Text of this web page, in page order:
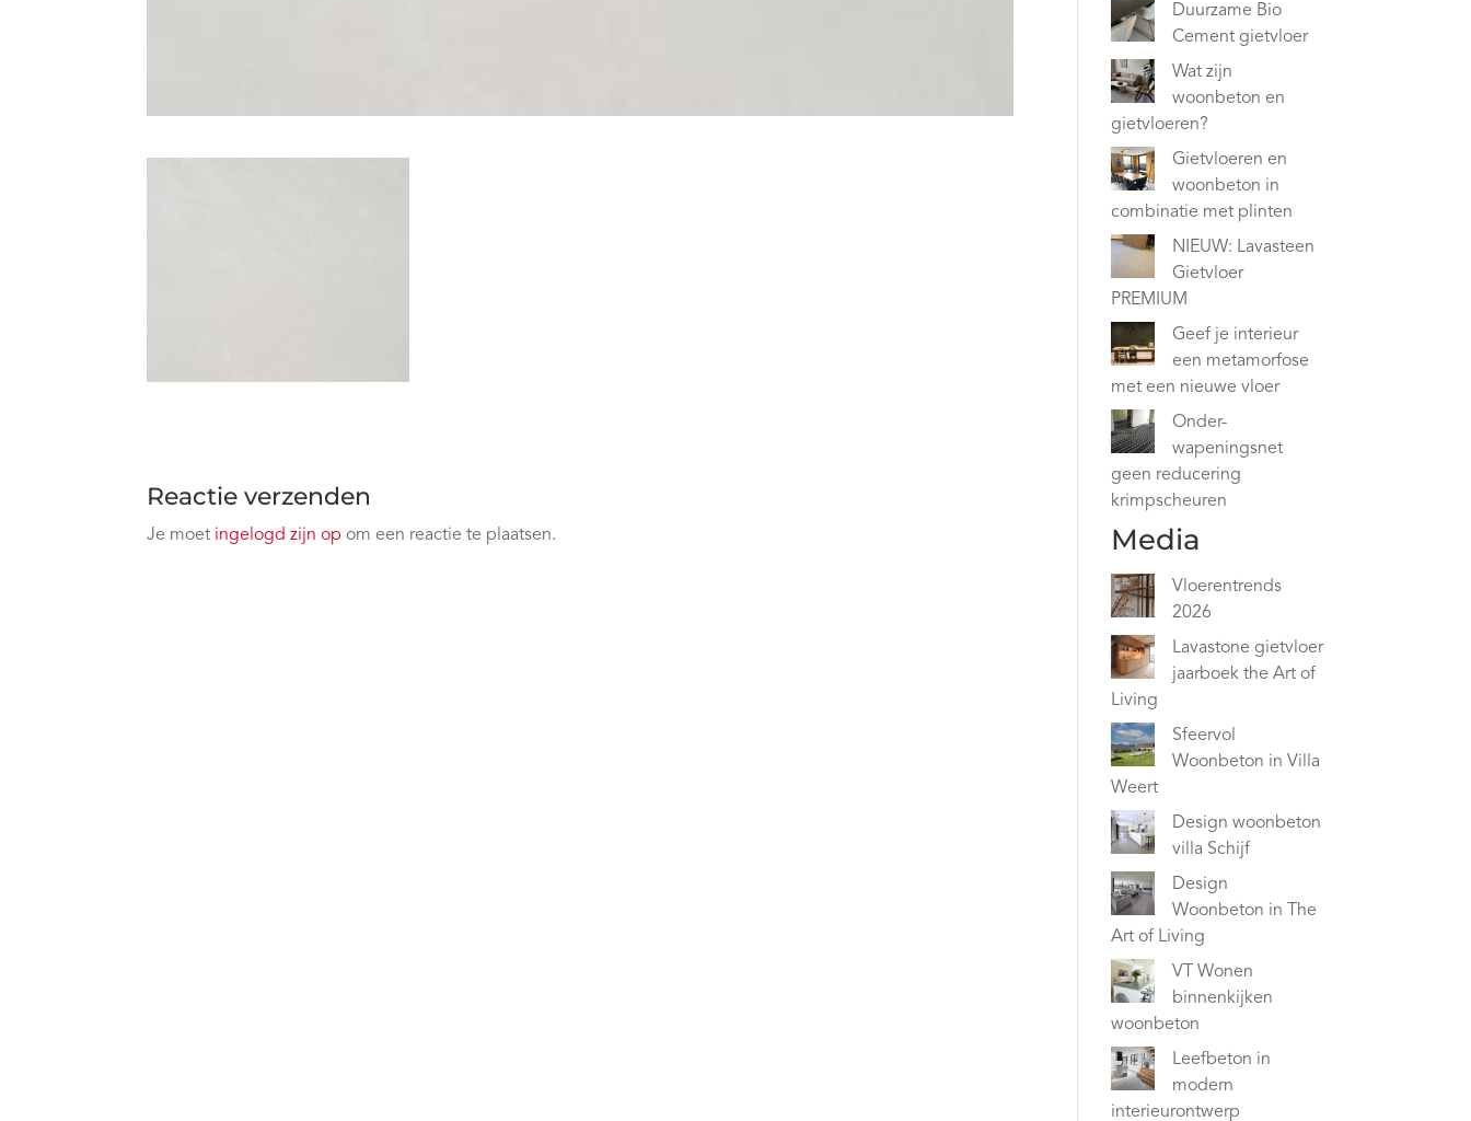
Reactie verzenden
Je moet ingelogd zijn op om een reactie te plaatsen.
Duurzame Bio
Cement gietvloer
Wat zijn
woonbeton en
gietvloeren?
Gietvloeren en
woonbeton in
combinatie met plinten
NIEUW: Lavasteen
Gietvloer
PREMIUM
Geef je interieur
een metamorfose
met een nieuwe vloer
Onder-
wapeningsnet
geen reducering
krimpscheuren
Media
Vloerentrends
2026
Lavastone gietvloer
jaarboek the Art of
Living
Sfeervol
Woonbeton in Villa
Weert
Design woonbeton
villa Schijf
Design
Woonbeton in The
Art of Living
VT Wonen
binnenkijken
woonbeton
Leefbeton in
modern
interieurontwerp